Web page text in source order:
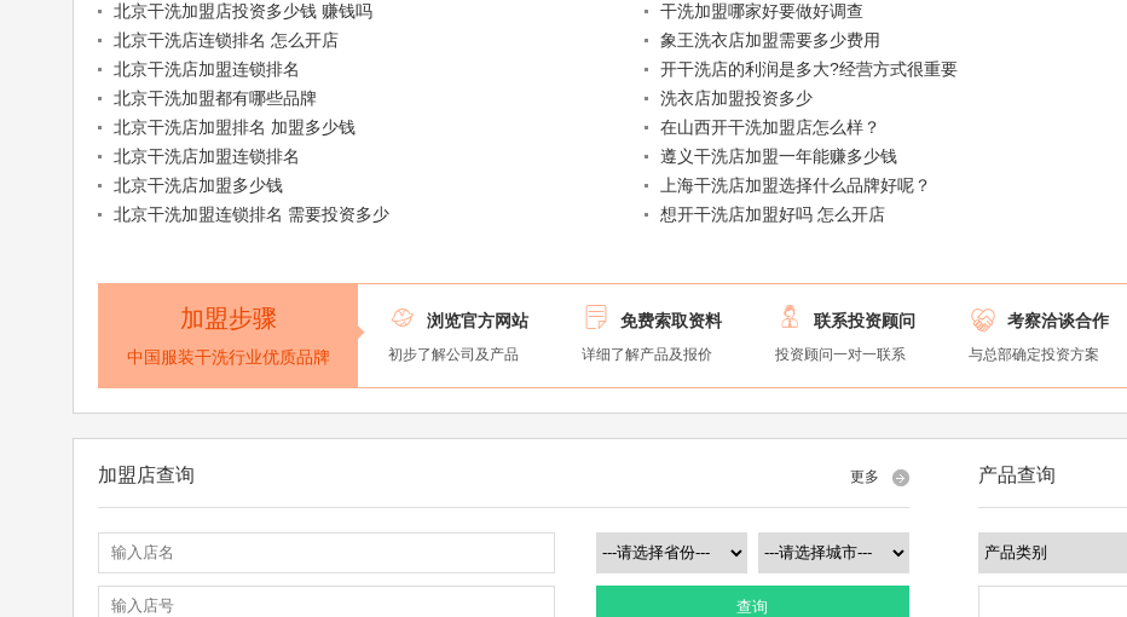
北京干洗加盟店投资多少钱 赚钱吗
北京干洗店连锁排名 怎么开店
北京干洗店加盟连锁排名
北京干洗加盟都有哪些品牌
北京干洗店加盟排名 加盟多少钱
北京干洗店加盟连锁排名
北京干洗店加盟多少钱
北京干洗加盟连锁排名 需要投资多少
干洗加盟哪家好要做好调查
象王洗衣店加盟需要多少费用
开干洗店的利润是多大?经营方式很重要
洗衣店加盟投资多少
在山西开干洗加盟店怎么样？
遵义干洗店加盟一年能赚多少钱
上海干洗店加盟选择什么品牌好呢？
想开干洗店加盟好吗 怎么开店
加盟步骤
中国服装干洗行业优质品牌
 浏览官方网站
初步了解公司及产品
 免费索取资料
详细了解产品及报价
 联系投资顾问
投资顾问一对一联系
 考察洽谈合作
与总部确定投资方案
加盟店查询 更多
查询
产品查询